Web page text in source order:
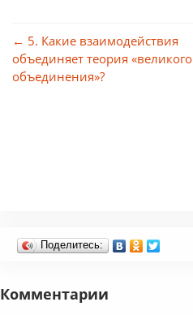
← 5. Какие взаимодействия
объединяет теория «великого
объединения»?
Поделитесь:
Комментарии